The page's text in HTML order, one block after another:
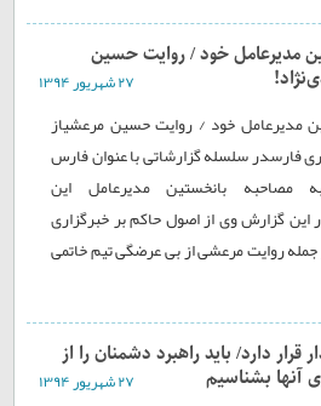
مدیرعامل خود / روایت حسین
۲۷ شهريور ۱۳۹۴
مدیرعامل خود / روایت حسین مرعشیاز
فارسدر سلسله گزارشاتی با عنوان فارس
بانخستین مدیرعامل این
این گزارش وی از اصول حاکم بر خبرگزاری
روایت مرعشی از بی عرضگی تیم خاتمی
قرار دارد/ بايد راهبرد دشمنان را از
آنها بشناسيم ۲۷ شهريور ۱۳۹۴